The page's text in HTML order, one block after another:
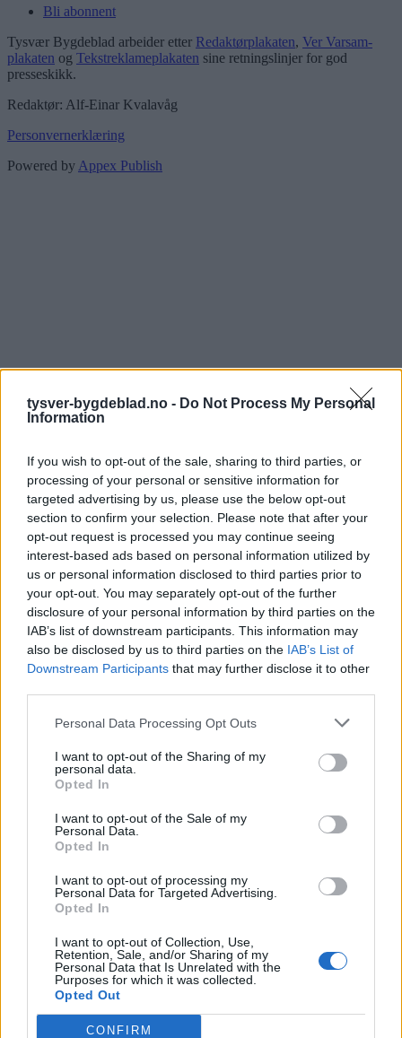
tysver-bygdeblad.no - Do Not Process My Personal
Information
If you wish to opt-out of the sale, sharing to third parties, or
processing of your personal or sensitive information for
targeted advertising by us, please use the below opt-out
section to confirm your selection. Please note that after your
opt-out request is processed you may continue seeing
interest-based ads based on personal information utilized by
us or personal information disclosed to third parties prior to
your opt-out. You may separately opt-out of the further
disclosure of your personal information by third parties on the
IAB’s list of downstream participants. This information may
also be disclosed by us to third parties on the IAB’s List of
Downstream Participants that may further disclose it to other
Personal Data Processing Opt Outs
I want to opt-out of the Sharing of my
personal data.
Opted In
I want to opt-out of the Sale of my
Personal Data.
Opted In
I want to opt-out of processing my
Personal Data for Targeted Advertising.
Opted In
I want to opt-out of Collection, Use,
Retention, Sale, and/or Sharing of my
Personal Data that Is Unrelated with the
Purposes for which it was collected.
Opted Out
CONFIRM
Bli abonnent
Tysvær Bygdeblad arbeider etter Redaktørplakaten, Ver Varsam-
plakaten og Tekstreklameplakaten sine retningslinjer for god
presseskikk.
Redaktør: Alf-Einar Kvalavåg
Personvernerklæring
Powered byAppex Publish